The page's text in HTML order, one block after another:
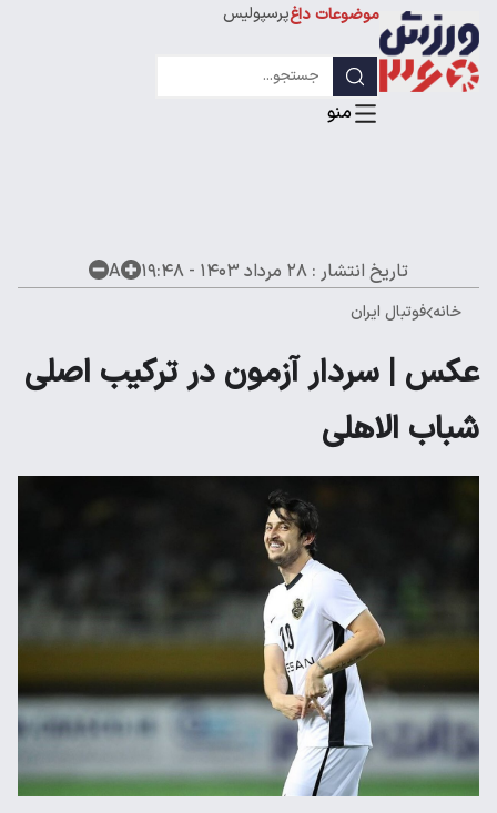
موضوعات داغپرسپولیس
لیگ قهرمانان
تاریخ انتشار : ۲۸ مرداد ۱۴۰۳ - ۱۹:۴۸ A
خانه فوتبال ایران
عکس | سردار آزمون در ترکیب اصلی
شباب الاهلی